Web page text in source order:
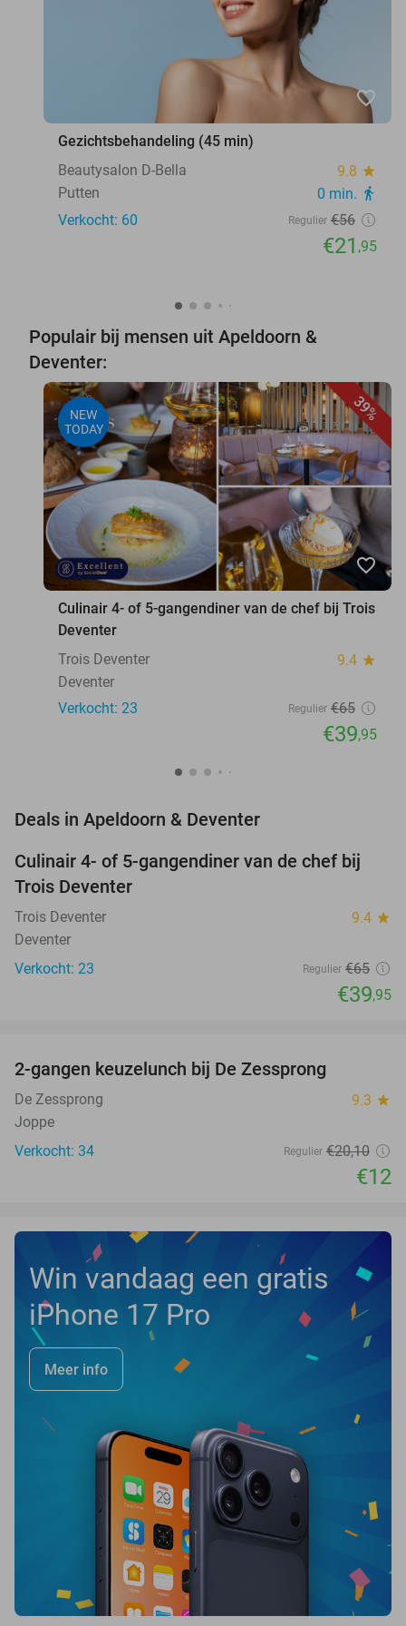
favorite_border
Gezichtsbehandeling (45 min)
Beautysalon D-Bella
9.8 star
Putten 0 min. directions_walk
Verkocht: 60 Regulier €56
€21 ,95
Populair bij mensen uit Apeldoorn &
Deventer:
39%
NEW
TODAY
favorite_border
Culinair 4- of 5-gangendiner van de chef bij Trois
Deventer
Trois Deventer
9.4 star
Deventer
Verkocht: 23
Regulier €65
€39,95
Deals in Apeldoorn & Deventer
39%
TODAY
Culinair 4- of 5-gangendiner van de chef bij
Trois Deventer
Trois Deventer 9.4 star
Deventer
Verkocht: 23
Regulier €65
€39,95
NEW
TODAY
2-gangen keuzelunch bij De Zessprong
De Zessprong 9.3 star
Joppe
Verkocht: 34
Regulier €20,10
€12
Win vandaag een gratis
iPhone 17 Pro
Meer info